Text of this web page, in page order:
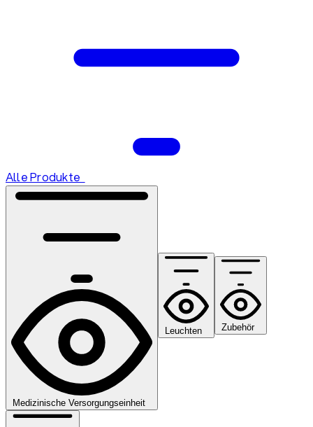
Alle Produkte
Medizinische Versorgungseinheit
Leuchten Zubehör